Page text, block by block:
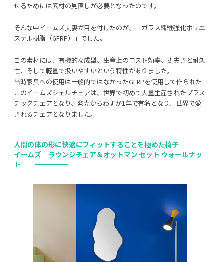
せるためには素材の見直しが必要となったのです。
そんな中イームズ夫妻が目を付けたのが、「ガラス繊維強化ポリエ
ステル樹脂（GFRP）」でした。
この素材には、有機的な成型、生産上のコスト効率、丈夫さと耐久
性、そして軽量で扱いやすいという特性がありました。
当時家具への使用は一般的ではなかったGFRPを使用して作られた
このイームズシェルチェアは、世界で初めて大量生産されたプラス
チックチェアとなり、発売からわずか1年で有名となり、世界で愛
されるチェアとなりました。
人間の体の形に快適にフィットすることを極めた椅子
イームズ ラウンジチェア＆オットマン セット ウォールナッ
ト